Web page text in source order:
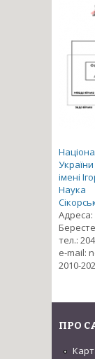
імені
Наука
Адреса:
тел.:
e-mail:
2010-
ПРО